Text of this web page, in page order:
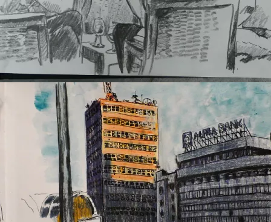
Osijec Hotel